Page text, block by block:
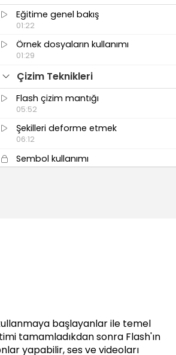
Eğitime genel bakış
01:22
Örnek dosyaların kullanımı
01:29
Çizim Teknikleri
Flash çizim mantığı
05:52
Şekilleri deforme etmek
06:12
Sembol kullanımı
05:56
Frame by Frame animasyon ve frame
rate (fps) değeri
başlayanlar ile temel
tamamladıkdan sonra Flash'ın
yapabilir, ses ve videoları